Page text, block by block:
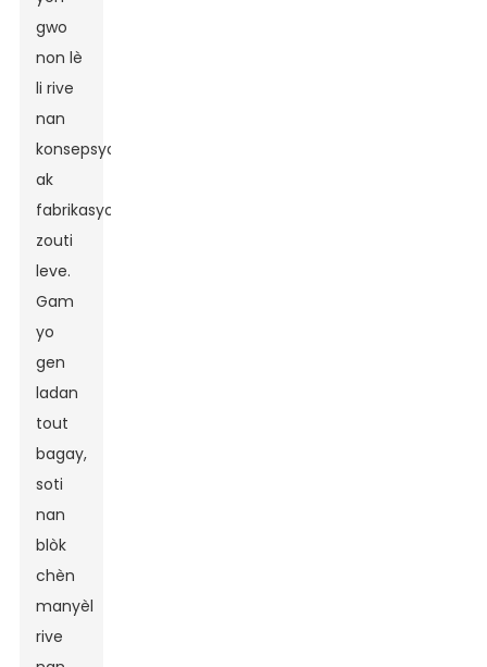
gwo
non lè
li rive
nan
konsepsyon
ak
fabrikasyon
zouti
leve.
Gam
yo
gen
ladan
tout
bagay,
soti
nan
blòk
chèn
manyèl
rive